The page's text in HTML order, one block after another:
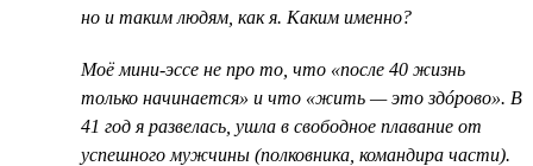
но и таким людям, как я. Каким именно?
Моё мини-эссе не про то, что «после 40 жизнь
только начинается» и что «жить — это здóрово». В
41 год я развелась, ушла в свободное плавание от
успешного мужчины (полковника, командира части).